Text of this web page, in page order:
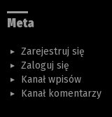
Meta
Zarejestruj się
Zaloguj się
Kanał wpisów
Kanał komentarzy